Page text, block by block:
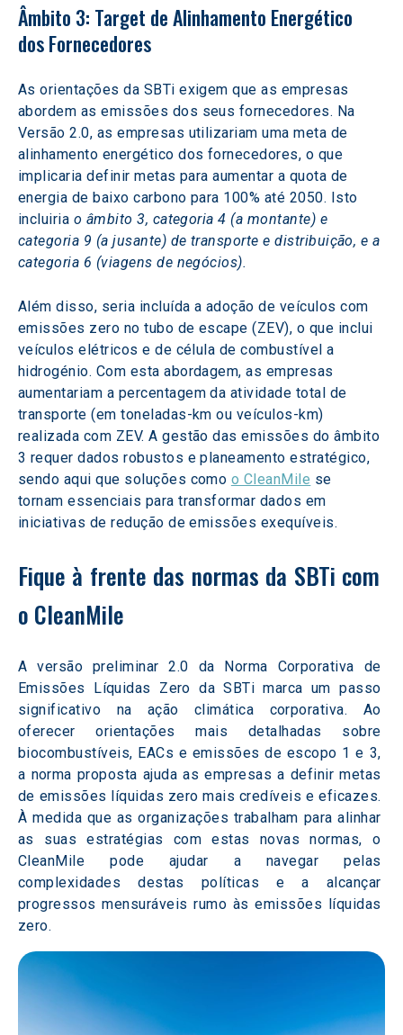
Âmbito 3: Target de Alinhamento Energético
dos Fornecedores
As orientações da SBTi exigem que as empresas
abordem as emissões dos seus fornecedores. Na
Versão 2.0, as empresas utilizariam uma meta de
alinhamento energético dos fornecedores, o que
implicaria definir metas para aumentar a quota de
energia de baixo carbono para 100% até 2050. Isto
incluiria o âmbito 3, categoria 4 (a montante) e
categoria 9 (a jusante) de transporte e distribuição, e a
categoria 6 (viagens de negócios).
Além disso, seria incluída a adoção de veículos com
emissões zero no tubo de escape (ZEV), o que inclui
veículos elétricos e de célula de combustível a
hidrogénio. Com esta abordagem, as empresas
aumentariam a percentagem da atividade total de
transporte (em toneladas-km ou veículos-km)
realizada com ZEV. A gestão das emissões do âmbito
3 requer dados robustos e planeamento estratégico,
sendo aqui que soluções como o CleanMile se
tornam essenciais para transformar dados em
iniciativas de redução de emissões exequíveis.
Fique à frente das normas da SBTi com
o CleanMile
A versão preliminar 2.0 da Norma Corporativa de
Emissões Líquidas Zero da SBTi marca um passo
significativo na ação climática corporativa. Ao
oferecer orientações mais detalhadas sobre
biocombustíveis, EACs e emissões de escopo 1 e 3,
a norma proposta ajuda as empresas a definir metas
de emissões líquidas zero mais credíveis e eficazes.
À medida que as organizações trabalham para alinhar
as suas estratégias com estas novas normas, o
CleanMile pode ajudar a navegar pelas
complexidades destas políticas e a alcançar
progressos mensuráveis rumo às emissões líquidas
zero.